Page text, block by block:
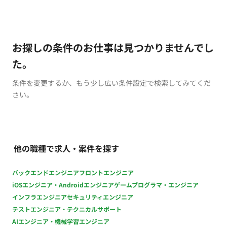
お探しの条件のお仕事は見つかりませんでし
た。
条件を変更するか、もう少し広い条件設定で検索してみてくだ
さい。
他の職種で求人・案件を探す
バックエンドエンジニアフロントエンジニア
iOSエンジニア・Androidエンジニアゲームプログラマ・エンジニア
インフラエンジニアセキュリティエンジニア
テストエンジニア・テクニカルサポート
AIエンジニア・機械学習エンジニア